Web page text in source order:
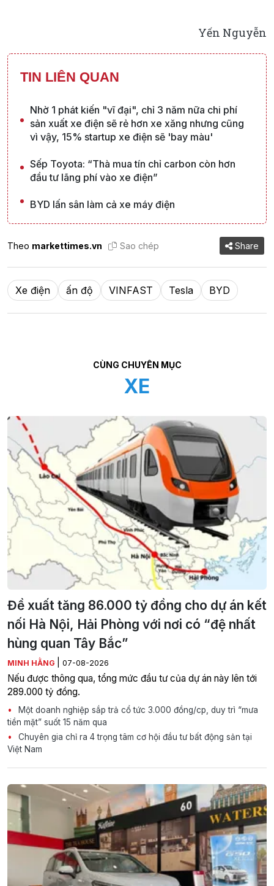
Yến Nguyễn
TIN LIÊN QUAN
Nhờ 1 phát kiến "vĩ đại", chỉ 3 năm nữa chi phí
sản xuất xe điện sẽ rẻ hơn xe xăng nhưng cũng
vì vậy, 15% startup xe điện sẽ 'bay màu'
Sếp Toyota: “Thà mua tín chỉ carbon còn hơn
đầu tư lãng phí vào xe điện”
BYD lấn sân làm cả xe máy điện
Theo markettimes.vn Sao chép Share
Xe điện ấn độ VINFAST Tesla BYD
CÙNG CHUYÊN MỤC
XE
Đề xuất tăng 86.000 tỷ đồng cho dự án kết
nối Hà Nội, Hải Phòng với nơi có “đệ nhất
hùng quan Tây Bắc”
MINH HẰNG 07-08-2026
Nếu được thông qua, tổng mức đầu tư của dự án này lên tới
289.000 tỷ đồng.
Một doanh nghiệp sắp trả cổ tức 3.000 đồng/cp, duy trì “mưa
tiền mặt” suốt 15 năm qua
Chuyên gia chỉ ra 4 trọng tâm cơ hội đầu tư bất động sản tại
Việt Nam